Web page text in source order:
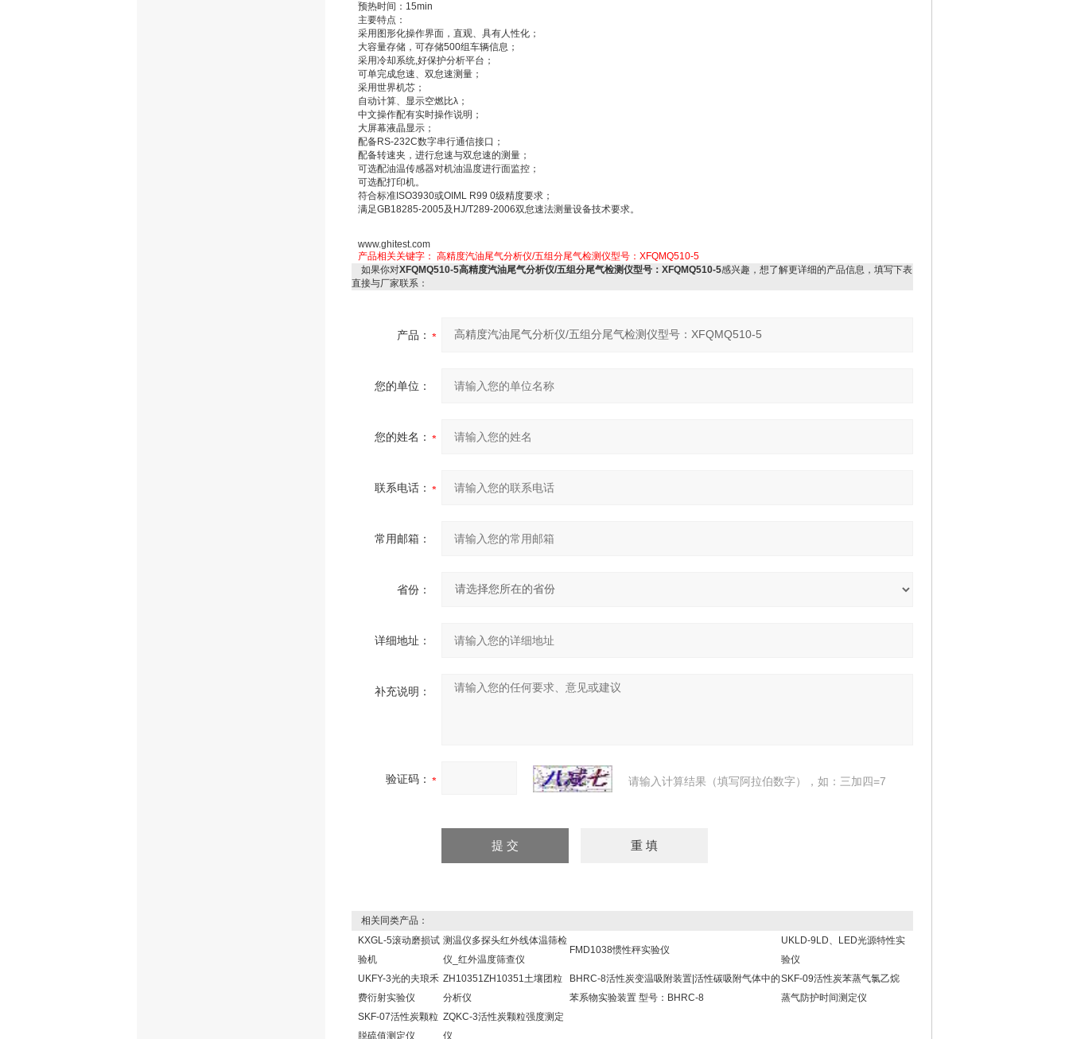
预热时间：15min
主要特点：
采用图形化操作界面，直观、具有人性化；
大容量存储，可存储500组车辆信息；
采用冷却系统,好保护分析平台；
可单完成怠速、双怠速测量；
采用世界机芯；
自动计算、显示空燃比λ；
中文操作配有实时操作说明；
大屏幕液晶显示；
配备RS-232C数字串行通信接口；
配备转速夹，进行怠速与双怠速的测量；
可选配油温传感器对机油温度进行面监控；
可选配打印机。
符合标准ISO3930或OIML R99 0级精度要求；
满足GB18285-2005及HJ/T289-2006双怠速法测量设备技术要求。
www.ghitest.com
产品相关关键字： 高精度汽油尾气分析仪/五组分尾气检测仪型号：XFQMQ510-5
如果你对XFQMQ510-5高精度汽油尾气分析仪/五组分尾气检测仪型号：XFQMQ510-5感兴趣，想了解更详细的产品信息，填写下表
直接与厂家联系：
产品：
您的单位：
您的姓名：
联系电话：
常用邮箱：
省份：
详细地址：
补充说明：
验证码： 请输入计算结果（填写阿拉伯数字），如：三加四=7
相关同类产品：
KXGL-5滚动磨损试
验机
测温仪多探头红外线体温筛检
仪_红外温度筛查仪
FMD1038惯性秤实验仪
UKLD-9LD、LED光源特性实
验仪
UKFY-3光的夫琅禾
费衍射实验仪
ZH10351ZH10351土壤团粒
分析仪
BHRC-8活性炭变温吸附装置|活性碳吸附气体中的
苯系物实验装置 型号：BHRC-8
SKF-09活性炭苯蒸气氯乙烷
蒸气防护时间测定仪
SKF-07活性炭颗粒
脱硫值测定仪
ZQKC-3活性炭颗粒强度测定
仪